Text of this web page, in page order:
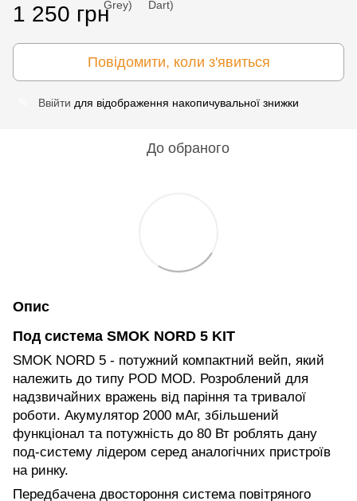
1 250 грн
Повідомити, коли з'явиться
Ввійти для відображення накопичувальної знижки
До обраного
Опис
Под система SMOK NORD 5 KIT
SMOK NORD 5 - потужний компактний вейп, який
належить до типу POD MOD. Розроблений для
надзвичайних вражень від паріння та тривалої
роботи. Акумулятор 2000 мАг, збільшений
функціонал та потужність до 80 Вт роблять дану
под-систему лідером серед аналогічних пристроїв
на ринку.
Передбачена двостороння система повітряного